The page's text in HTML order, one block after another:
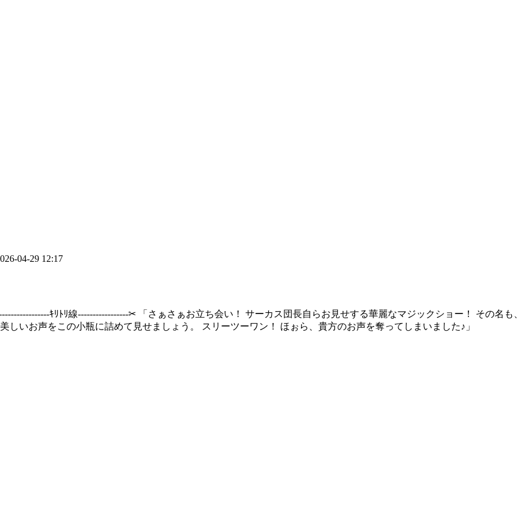
04-29 12:17
ｷﾘﾄﾘ線-----------------‪✂︎ 「さぁさぁお立ち会い！ サーカス団長自らお見せする華麗なマジックショー！ その名も、
いお声をこの小瓶に詰めて見せましょう。 スリーツーワン！ ほぉら、貴方のお声を奪ってしまいました♪」